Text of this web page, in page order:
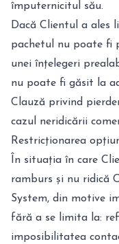
împuternicitul său.
Dacă Clientul a ales
pachetul nu poate fi
unei înțelegeri
nu poate fi găsit la
Clauză privind
cazul neridicării
Restricționarea
În situația în care
ramburs și nu ridică
System, din motive
fără a se limita la:
imposibilitatea